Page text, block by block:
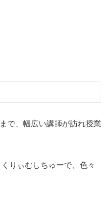
で、幅広い講師が訪れ授業
りぃむしちゅーで、色々